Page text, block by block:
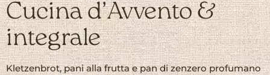
Cucina d’Avvento &
integrale
Kletzenbrot, pani alla frutta e pan di zenzero profumano